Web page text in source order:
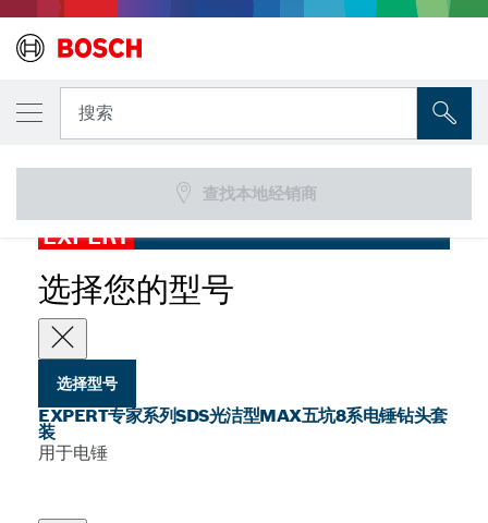
搜索
...
用于化学锚定的EXPERT专家系列SDS光洁型max五坑8系电锤钻头
EXPERT
选择您的型号
选择型号
EXPERT专家系列SDS光洁型MAX五坑8系电锤钻头套
装
用于电锤
您选择的型号
EXPERT专家系列SDS光洁型max五坑8系电锤
钻头套装
查找本地经销商